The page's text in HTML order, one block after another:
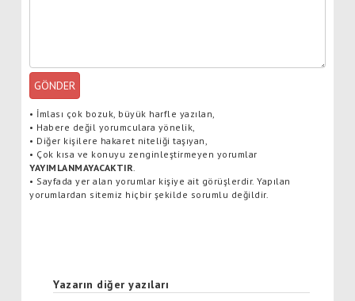
GÖNDER
• İmlası çok bozuk, büyük harfle yazılan,
• Habere değil yorumculara yönelik,
• Diğer kişilere hakaret niteliği taşıyan,
• Çok kısa ve konuyu zenginleştirmeyen yorumlar
YAYIMLANMAYACAKTIR.
• Sayfada yer alan yorumlar kişiye ait görüşlerdir. Yapılan
yorumlardan sitemiz hiçbir şekilde sorumlu değildir.
Yazarın diğer yazıları